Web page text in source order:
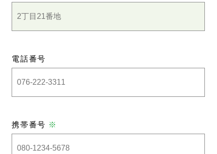
電話番号
携帯番号 ※